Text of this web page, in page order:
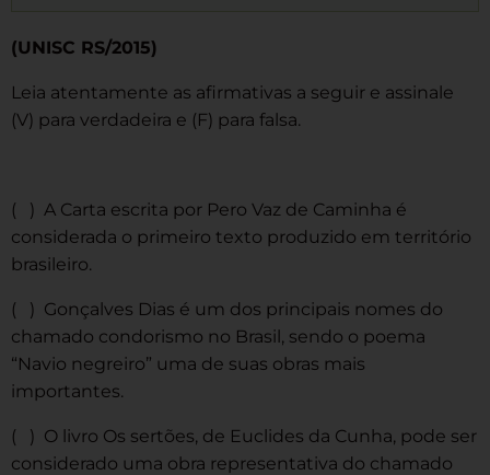
(UNISC RS/2015)
Leia atentamente as afirmativas a seguir e assinale
(V) para verdadeira e (F) para falsa.
( ) A Carta escrita por Pero Vaz de Caminha é
considerada o primeiro texto produzido em território
brasileiro.
( ) Gonçalves Dias é um dos principais nomes do
chamado condorismo no Brasil, sendo o poema
“Navio negreiro” uma de suas obras mais
importantes.
( ) O livro Os sertões, de Euclides da Cunha, pode ser
considerado uma obra representativa do chamado